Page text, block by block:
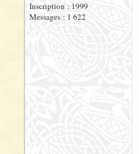
Inscription : 1999
Messages : 1 622